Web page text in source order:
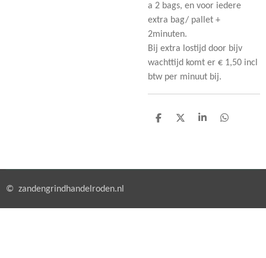
a 2 bags, en voor iedere
extra bag/ pallet +
2minuten.
Bij extra lostijd door bijv
wachttijd komt er € 1,50 incl
btw per minuut bij.
D
D
S
D
© zandengrindhandelroden.nl